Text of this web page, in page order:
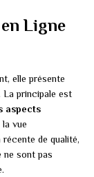
Ligne
elle présente
La principale est
aspects
vue
de qualité,
ne sont pas